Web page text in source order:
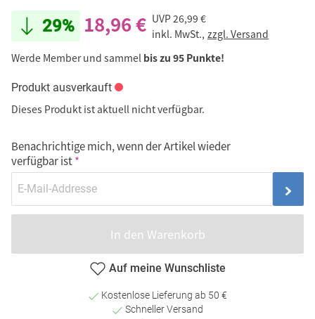
29% 18,96 € UVP26,99 €
inkl. MwSt., zzgl. Versand
Werde Member und sammel bis zu 95 Punkte!
Produkt ausverkauft
Dieses Produkt ist aktuell nicht verfügbar.
Benachrichtige mich, wenn der Artikel wieder
verfügbar ist
In den Warenkorb
Auf meine Wunschliste
Kostenlose Lieferung ab 50 €
Schneller Versand